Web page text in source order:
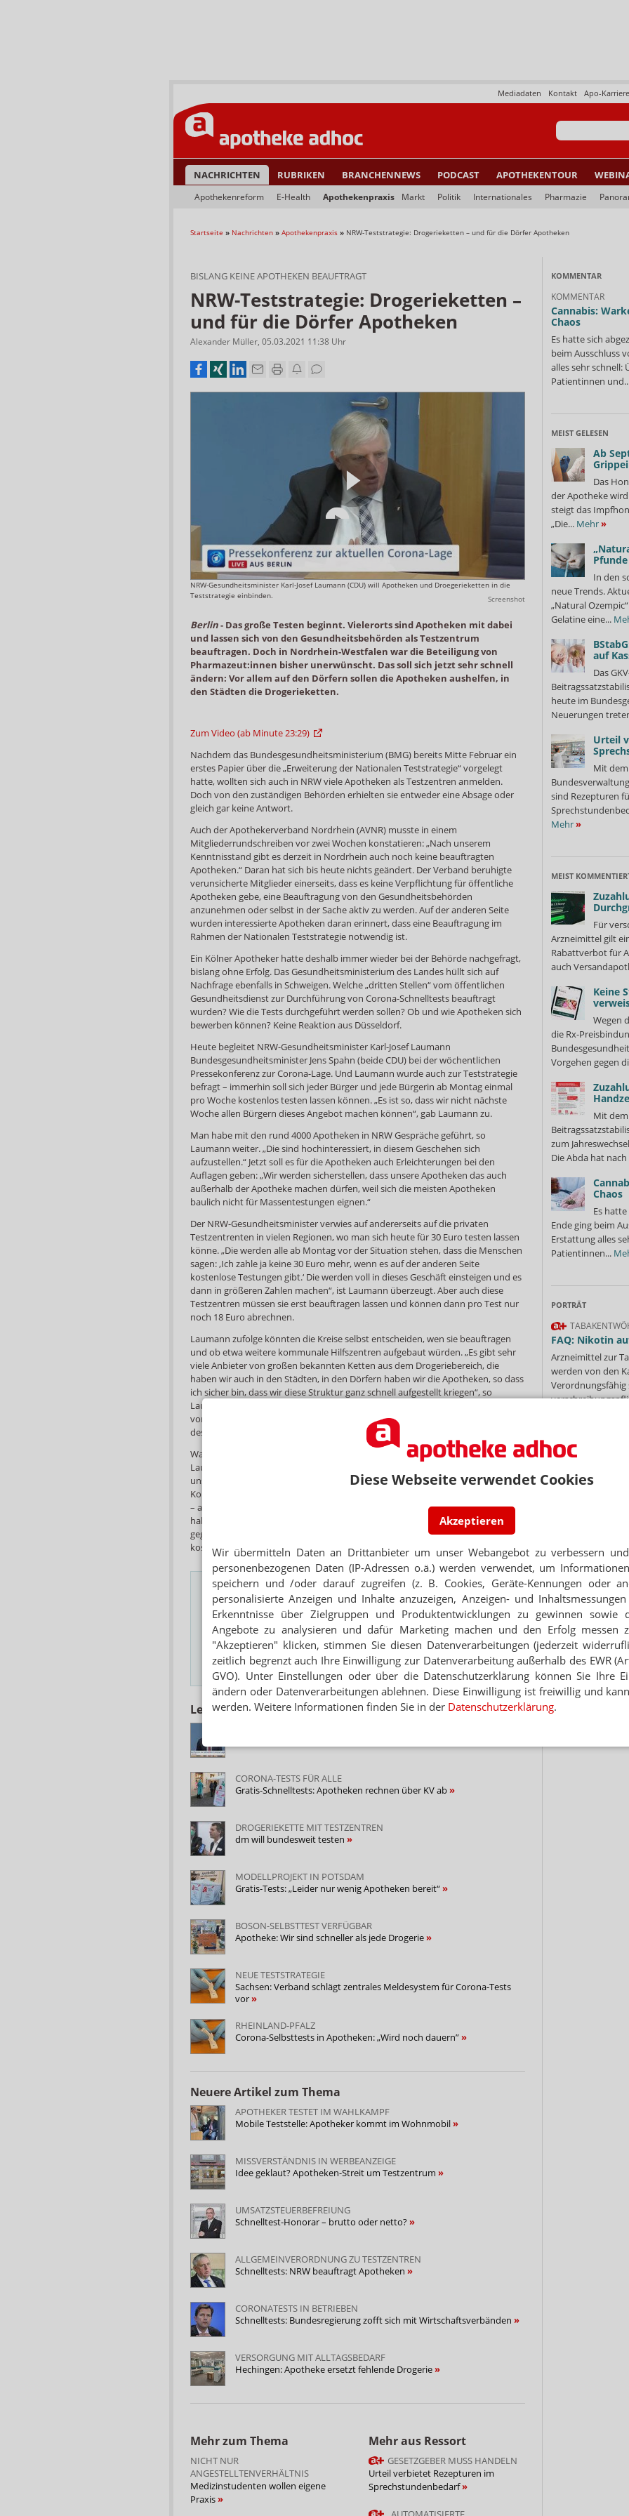
Diese Webseite verwendet Cookies
Akzeptieren
Wir übermitteln Daten an Drittanbieter um unser Webangebot zu verbessern
personenbezogenen Daten (IP-Adressen o.ä.) werden verwendet, um
speichern und /oder darauf zugreifen (z. B. Cookies, Geräte-Kennungen oder
personalisierte Anzeigen und Inhalte anzuzeigen, Anzeigen- und
Erkenntnisse über Zielgruppen und Produktentwicklungen zu gewinnen sowie
Angebote zu analysieren und dafür Marketing machen und den Erfolg messen
"Akzeptieren" klicken, stimmen Sie diesen Datenverarbeitungen (jederzeit
zeitlich begrenzt auch Ihre Einwilligung zur Datenverarbeitung außerhalb des EWR
GVO). Unter Einstellungen oder über die Datenschutzerklärung können Sie Ihre
ändern oder Datenverarbeitungen ablehnen. Diese Einwilligung ist freiwillig und
werden. Weitere Informationen finden Sie in der Datenschutzerklärung.
Apo-Karriere
Kontakt
Mediadaten
NACHRICHTEN RUBRIKEN BRANCHENNEWS PODCAST APOTHEKENTOUR
Apothekenreform E-Health Apothekenpraxis Markt Politik Internationales Pharmazie
Startseite » Nachrichten » Apothekenpraxis » NRW-Teststrategie: Drogerieketten – und für die Dörfer Apotheken
BISLANG KEINE APOTHEKEN BEAUFTRAGT
NRW-Teststrategie: Drogerieketten –
und für die Dörfer Apotheken
Alexander Müller, 05.03.2021 11:38 Uhr
NRW-Gesundheitsminister Karl-Josef Laumann (CDU) will Apotheken und Droegerieketten in die
Teststrategie einbinden.
Screenshot
Berlin- Das große Testen beginnt. Vielerorts sind Apotheken mit dabei
und lassen sich von den Gesundheitsbehörden als Testzentrum
beauftragen. Doch in Nordrhein-Westfalen war die Beteiligung von
Pharmazeut:innen bisher unerwünscht. Das soll sich jetzt sehr schnell
ändern: Vor allem auf den Dörfern sollen die Apotheken aushelfen, in
den Städten die Drogerieketten.
Zum Video (ab Minute 23:29)
Nachdem das Bundesgesundheitsministerium (BMG) bereits Mitte Februar ein
erstes Papier über die „Erweiterung der Nationalen Teststrategie“ vorgelegt
hatte, wollten sich auch in NRW viele Apotheken als Testzentren anmelden.
Doch von den zuständigen Behörden erhielten sie entweder eine Absage oder
gleich gar keine Antwort.
Auch der Apothekerverband Nordrhein (AVNR) musste in einem
Mitgliederrundschreiben vor zwei Wochen konstatieren: „Nach unserem
Kenntnisstand gibt es derzeit in Nordrhein auch noch keine beauftragten
Apotheken.“ Daran hat sich bis heute nichts geändert. Der Verband beruhigte
verunsicherte Mitglieder einerseits, dass es keine Verpflichtung für öffentliche
Apotheken gebe, eine Beauftragung von den Gesundheitsbehörden
anzunehmen oder selbst in der Sache aktiv zu werden. Auf der anderen Seite
wurden interessierte Apotheken daran erinnert, dass eine Beauftragung im
Rahmen der Nationalen Teststrategie notwendig ist.
Ein Kölner Apotheker hatte deshalb immer wieder bei der Behörde nachgefragt,
bislang ohne Erfolg. Das Gesundheitsministerium des Landes hüllt sich auf
Nachfrage ebenfalls in Schweigen. Welche „dritten Stellen“ vom öffentlichen
Gesundheitsdienst zur Durchführung von Corona-Schnelltests beauftragt
wurden? Wie die Tests durchgeführt werden sollen? Ob und wie Apotheken sich
bewerben können? Keine Reaktion aus Düsseldorf.
Heute begleitet NRW-Gesundheitsminister Karl-Josef Laumann
Bundesgesundheitsminister Jens Spahn (beide CDU) bei der wöchentlichen
Pressekonferenz zur Corona-Lage. Und Laumann wurde auch zur Teststrategie
befragt – immerhin soll sich jeder Bürger und jede Bürgerin ab Montag einmal
pro Woche kostenlos testen lassen können. „Es ist so, dass wir nicht nächste
Woche allen Bürgern dieses Angebot machen können“, gab Laumann zu.
Man habe mit den rund 4000 Apotheken in NRW Gespräche geführt, so
Laumann weiter. „Die sind hochinteressiert, in diesem Geschehen sich
aufzustellen.“ Jetzt soll es für die Apotheken auch Erleichterungen bei den
Auflagen geben: „Wir werden sicherstellen, dass unsere Apotheken das auch
außerhalb der Apotheke machen dürfen, weil sich die meisten Apotheken
baulich nicht für Massentestungen eignen.“
Der NRW-Gesundheitsminister verwies auf andererseits auf die privaten
Testzentrenten in vielen Regionen, wo man sich heute für 30 Euro testen lassen
könne. „Die werden alle ab Montag vor der Situation stehen, dass die Menschen
sagen: ‚Ich zahle ja keine 30 Euro mehr, wenn es auf der anderen Seite
kostenlose Testungen gibt.‘ Die werden voll in dieses Geschäft einsteigen und es
dann in größeren Zahlen machen“, ist Laumann überzeugt. Aber auch diese
Testzentren müssen sie erst beauftragen lassen und können dann pro Test nur
noch 18 Euro abrechnen.
Laumann zufolge könnten die Kreise selbst entscheiden, wen sie beauftragen
und ob etwa weitere kommunale Hilfszentren aufgebaut würden. „Es gibt sehr
viele Anbieter von großen bekannten Ketten aus dem Drogeriebereich, die
haben wir auch in den Städten, in den Dörfern haben wir die Apotheken, so dass
ich sicher bin, dass wir diese Struktur ganz schnell aufgestellt kriegen“, so
Laumanns Pläne. Gestern wurde eine Inititative in Baden-Württemberg
vorgestellt, wo die Drogeriekette dm unterstützt vom Gesundheitsministeriums
des Landes Testzentren erreichten wird.
Warum diese Strukturen in NRW nicht früher aufgebaut worden seien, wurde
Laumann gefragt. Ganz einfach, so der Minister: „Für alle Menschen, die sich bei
uns testen lassen wollten, waren die Kapazitäten da.“ Alle Arztpraxen und
Kommunen hätten getestet. „Und alle Apotheken – oder alle will ich nicht sagen
– aber die meisten Apotheken haben ebenfalls die PoC-Teste angeboten.“ Es
habe überhaupt keine Briefe oder Proteste aus der Bevölkerung zu dieser Frage
gegeben. „Dass die Struktur natürlich größer werden muss, wenn so etwas
kostenlos wird, ist ja völlig klar.“
NEWSLETTER
Das Wichtigste des Tages direkt in Ihr Postfach. Kostenlos!
E-MAIL ADRESSE
Jetzt
abonnieren
Hinweis zum Newsletter & Datenschutz
Lesen Sie auch
CORONA-TESTS FÜR ALLE
Gratis-Schnelltests: Apotheken rechnen über KV ab
DROGERIEKETTE MIT TESTZENTREN
dm will bundesweit testen
MODELLPROJEKT IN POTSDAM
Gratis-Tests: „Leider nur wenig Apotheken bereit“
BOSON-SELBSTTEST VERFÜGBAR
Apotheke: Wir sind schneller als jede Drogerie
NEUE TESTSTRATEGIE
Sachsen: Verband schlägt zentrales Meldesystem für Corona-Tests
vor
RHEINLAND-PFALZ
Corona-Selbsttests in Apotheken: „Wird noch dauern”
Neuere Artikel zum Thema
APOTHEKER TESTET IM WAHLKAMPF
Mobile Teststelle: Apotheker kommt im Wohnmobil
MISSVERSTÄNDNIS IN WERBEANZEIGE
Idee geklaut? Apotheken-Streit um Testzentrum
UMSATZSTEUERBEFREIUNG
Schnelltest-Honorar – brutto oder netto?
ALLGEMEINVERORDNUNG ZU TESTZENTREN
Schnelltests: NRW beauftragt Apotheken
CORONATESTS IN BETRIEBEN
Schnelltests: Bundesregierung zofft sich mit Wirtschaftsverbänden
VERSORGUNG MIT ALLTAGSBEDARF
Hechingen: Apotheke ersetzt fehlende Drogerie
Mehr zum Thema
NICHT NUR
ANGESTELLTENVERHÄLTNIS
Medizinstudenten wollen eigene
Praxis
Mehr aus Ressort
GESETZGEBER MUSS HANDELN
Urteil verbietet Rezepturen im
Sprechstundenbedarf
KOMMENTAR
KOMMENTAR
Cannabis:
Chaos
Es hatte sich
beim Ausschluss
alles sehr schnell:
Patientinnen
MEIST GELESEN
Ab
Das
der Apotheke
steigt das
„Die... Mehr»
In den
neue Trends.
„Natural
Gelatine eine...
auf
Das
heute im
Neuerungen
Urteil
Mit
sind Rezepturen
Mehr»
MEIST
Für
Arzneimittel gilt
Rabattverbot für
auch
Keine
Wegen
die Rx-
Vorgehen gegen
Mit dem
zum
Die Abda hat
Chaos
Es
Ende ging beim
Erstattung alles
Patientinnen...
PORTRÄT
FAQ: Nikotin
Arzneimittel zur
werden von den